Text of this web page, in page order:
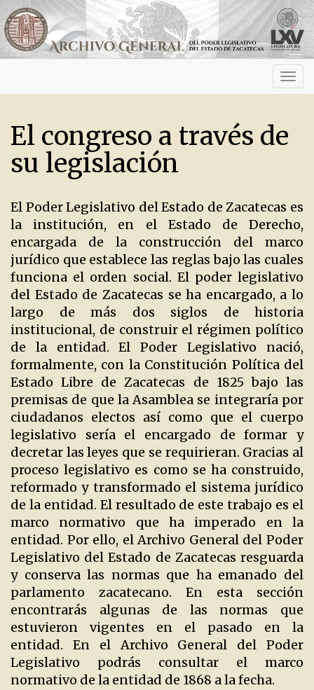
El congreso a través de
su legislación
El Poder Legislativo del Estado de Zacatecas es
la institución, en el Estado de Derecho,
encargada de la construcción del marco
jurídico que establece las reglas bajo las cuales
funciona el orden social. El poder legislativo
del Estado de Zacatecas se ha encargado, a lo
largo de más dos siglos de historia
institucional, de construir el régimen político
de la entidad. El Poder Legislativo nació,
formalmente, con la Constitución Política del
Estado Libre de Zacatecas de 1825 bajo las
premisas de que la Asamblea se integraría por
ciudadanos electos así como que el cuerpo
legislativo sería el encargado de formar y
decretar las leyes que se requirieran. Gracias al
proceso legislativo es como se ha construido,
reformado y transformado el sistema jurídico
de la entidad. El resultado de este trabajo es el
marco normativo que ha imperado en la
entidad. Por ello, el Archivo General del Poder
Legislativo del Estado de Zacatecas resguarda
y conserva las normas que ha emanado del
parlamento zacatecano. En esta sección
encontrarás algunas de las normas que
estuvieron vigentes en el pasado en la
entidad. En el Archivo General del Poder
Legislativo podrás consultar el marco
normativo de la entidad de 1868 a la fecha.